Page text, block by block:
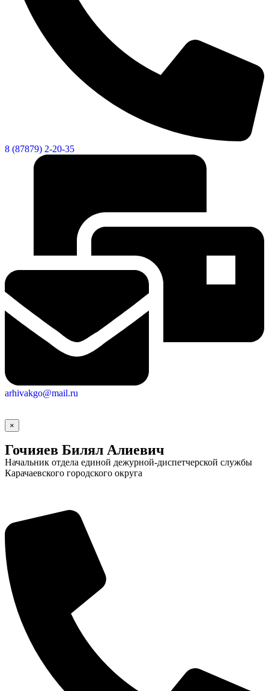
8 (87879) 2-20-35
arhivakgo@mail.ru
×
Гочияев Билял Алиевич
Начальник отдела единой дежурной-диспетчерской службы
Карачаевского городского округа